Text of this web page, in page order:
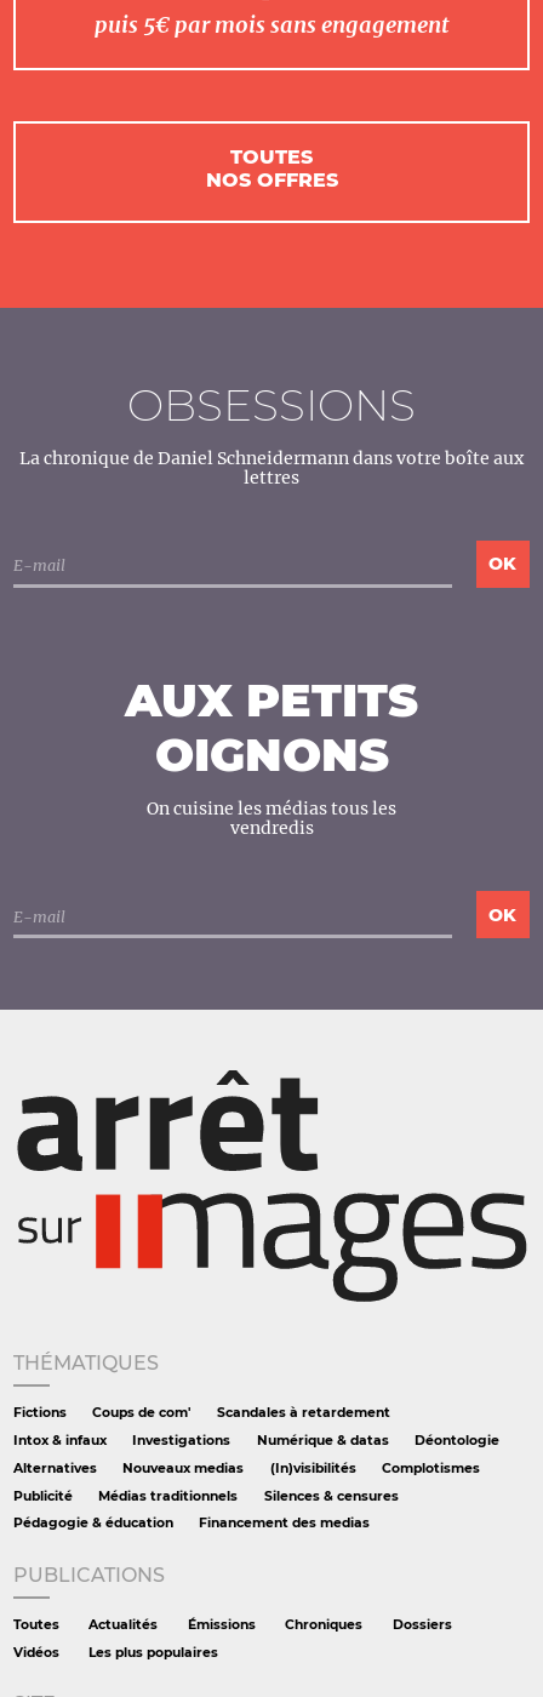
puis 5€ par mois sans engagement
TOUTES
NOS OFFRES
OBSESSIONS
La chronique de Daniel Schneidermann dans votre boîte aux
lettres
AUX PETITS
OIGNONS
On cuisine les médias tous les
vendredis
THÉMATIQUES
Fictions Coups de com'
Scandales à retardement
Intox & infaux
Investigations Numérique & datas
Déontologie
Alternatives
Nouveaux medias (In)visibilités
Complotismes
Publicité
Médias traditionnels
Silences & censures
Pédagogie & éducation
Financement des medias
PUBLICATIONS
Toutes Actualités Émissions Chroniques
Dossiers
Vidéos
Les plus populaires